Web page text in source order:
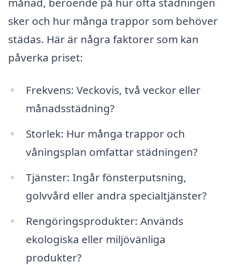
sker och hur många trappor som behöver
städas. Här är några faktorer som kan
påverka priset:
Frekvens: Veckovis, två veckor eller
månadsstädning?
Storlek: Hur många trappor och
våningsplan omfattar städningen?
Tjänster: Ingår fönsterputsning,
golvvård eller andra specialtjänster?
Rengöringsprodukter: Används
ekologiska eller miljövänliga
produkter?